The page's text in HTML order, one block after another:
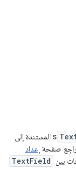
s المستندة إلى
إعداد
بين TextField